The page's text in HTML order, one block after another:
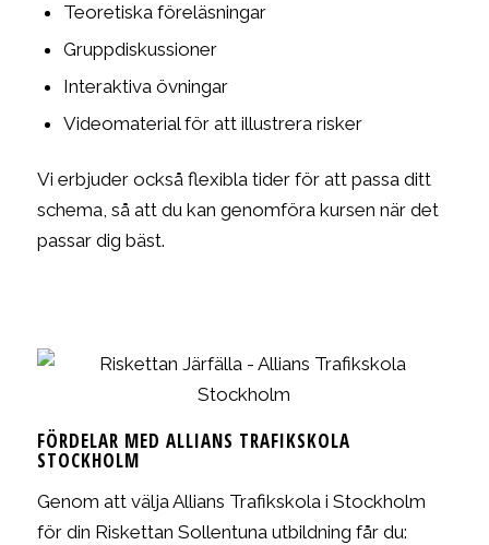
Teoretiska föreläsningar
Gruppdiskussioner
Interaktiva övningar
Videomaterial för att illustrera risker
Vi erbjuder också flexibla tider för att passa ditt
schema, så att du kan genomföra kursen när det
passar dig bäst.
FÖRDELAR MED ALLIANS TRAFIKSKOLA
STOCKHOLM
Genom att välja Allians Trafikskola i Stockholm
för din Riskettan Sollentuna utbildning får du: